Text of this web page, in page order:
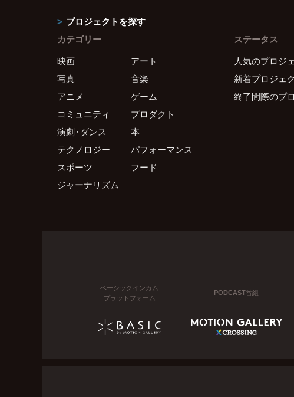
プロジェクトを探す
カテゴリー
映画
アート
写真
音楽
アニメ
ゲーム
コミュニティ
プロダクト
演劇・ダンス
本
テクノロジー
パフォーマンス
スポーツ
フード
ジャーナリズム
ステータス
人気のプロジ
新着プロジェ
終了間際のプ
ベーシックインカム
プラットフォーム
PODCAST番組